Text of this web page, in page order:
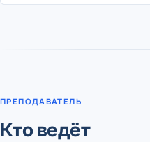
ПРЕПОДАВАТЕЛЬ
Кто ведёт